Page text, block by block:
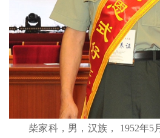
柴家科，男，汉族， 1952年5